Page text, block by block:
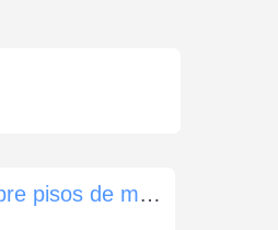
Caminar fácilmente sobre pisos de madera y baldosas.